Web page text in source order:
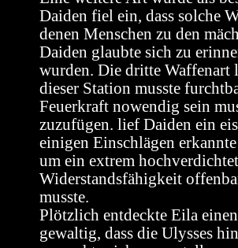
Daiden fiel ein, dass solche
denen Menschen zu den
Daiden glaubte sich zu
wurden. Die dritte Waffenart
dieser Station musste
Feuerkraft nowendig sein
zuzufügen. lief Daiden ein
einigen Einschlägen
um ein extrem
Widerstandsfähigkeit
musste.
Plötzlich entdeckte Eila
gewaltig, dass die Ulysses